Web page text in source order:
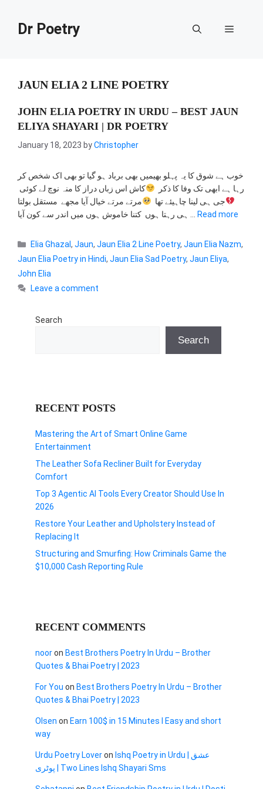
contentDr Poetry Menu
JAUN ELIA 2 LINE POETRY
JOHN ELIA POETRY IN URDU – BEST JAUN
ELIYA SHAYARI | DR POETRY
January 18, 2023 byChristopher
خوب ہے شوق کا یہ پہلو بھیمیں بھی برباد ہو گیا تو بھی اک شخص کر
رہا ہے ابھی تک وفا کا ذکر
کاش اس زباں دراز کا منہ نوچ لے کوئی
جی ہی لینا چاہیئے تھا
مرتے مرتے خیال آیا مجھے مستقل بولتا
Read more
Categories
Elia Ghazal,Jaun,Jaun Elia 2 Line Poetry,Jaun Elia Nazm,
Jaun Elia Poetry in Hindi, Jaun Elia Sad Poetry, Jaun Eliya,
John Elia
Leave a comment
Search
Search
RECENT POSTS
Mastering the Art of Smart Online Game
Entertainment
The Leather Sofa Recliner Built for Everyday
Comfort
Top 3 Agentic AI Tools Every Creator Should Use In
2026
Restore Your Leather and Upholstery Instead of
Replacing It
Structuring and Smurfing: How Criminals Game the
$10,000 Cash Reporting Rule
RECENT COMMENTS
nooron Best Brothers Poetry In Urdu – Brother
Quotes & Bhai Poetry | 2023
For You on Best Brothers Poetry In Urdu – Brother
Quotes & Bhai Poetry | 2023
Olsen on Earn 100$ in 15 Minutes I Easy and short
way
Urdu Poetry Loveron Ishq Poetry in Urdu | عشق
پوٹری | Two Lines Ishq Shayari Sms